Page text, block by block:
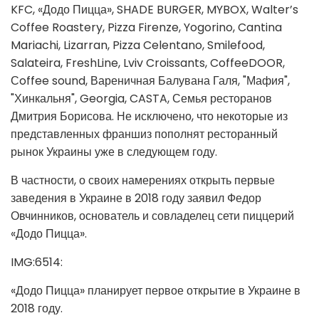
KFC, «Додо Пицца», SHADE BURGER, MYBOX, Walter’s
Coffee Roastery, Pizza Firenze, Yogorino, Cantina
Mariachi, Lizarran, Pizza Celentano, Smilefood,
Salateira, FreshLine, Lviv Croissants, CoffeeDOOR,
Сoffee sound, Вареничная Балувана Галя, "Мафия",
"Хинкальня", Georgia, CASTA, Семья ресторанов
Дмитрия Борисова. Не исключено, что некоторые из
представленных франшиз пополнят ресторанный
рынок Украины уже в следующем году.
В частности, о своих намерениях открыть первые
заведения в Украине в 2018 году заявил Федор
Овчинников, основатель и совладелец сети пиццерий
«Додо Пицца».
IMG:6514:
«Додо Пицца» планирует первое открытие в Украине в
2018 году.